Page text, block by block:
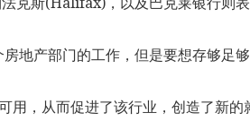
地产部门的工作，但是要想存够足
用，从而促进了该行业，创造了新的